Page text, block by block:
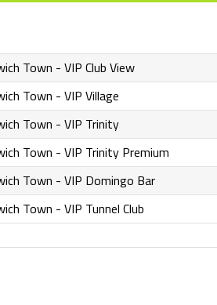
Town - VIP Club View
Town - VIP Village
Town - VIP Trinity
Town - VIP Trinity Premium
Town - VIP Domingo Bar
Town - VIP Tunnel Club